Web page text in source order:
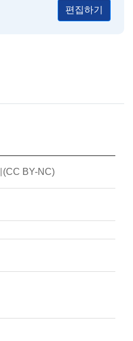
편집하기
(CC BY-NC)